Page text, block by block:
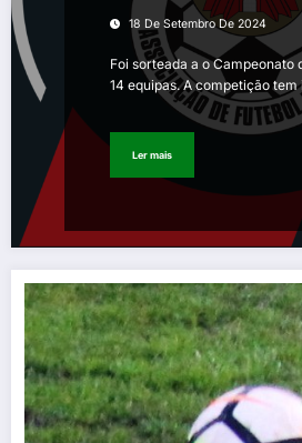
18 De Setembro De 2024
Foi sorteada a o Campeonato
14 equipas. A competição
Ler mais